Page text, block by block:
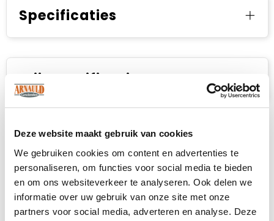
Deze website maakt gebruik van cookies
We gebruiken cookies om content en advertenties te
personaliseren, om functies voor social media te bieden
en om ons websiteverkeer te analyseren. Ook delen we
informatie over uw gebruik van onze site met onze
partners voor social media, adverteren en analyse. Deze
Specificaties
Prijsspecificaties